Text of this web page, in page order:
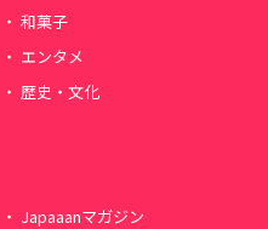
和菓子
エンタメ
歴史・文化
Japaaanマガジン